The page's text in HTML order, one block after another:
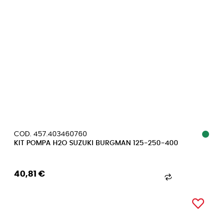
COD. 457.403460760
KIT POMPA H2O SUZUKI BURGMAN 125-250-400
40,81 €